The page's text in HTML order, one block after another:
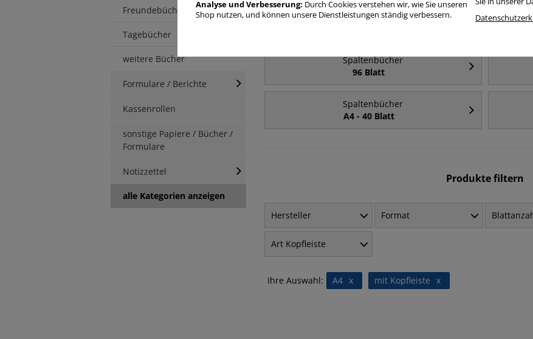
Freundebücher
Tagebücher
weitere Bücher
Formulare / Berichte
Kassenrollen
sonstige Papiere / Bücher /
Formulare
Notizzettel
alle Kategorien anzeigen
Spaltenbücher
Spaltenbücher
96 Blatt
Spaltenbücher
A4 - 40 Blatt
Produkte filtern
Hersteller Format
Art Kopfleiste
Ihre Auswahl: x
A4 x
mit Kopfleiste
Analyse und Verbesserung: Durch Cookies verstehen wir, wie Sie unseren
Shop nutzen, und können unsere Dienstleistungen ständig verbessern.